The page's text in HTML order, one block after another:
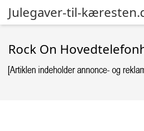
Julegaver-til-
Rock On